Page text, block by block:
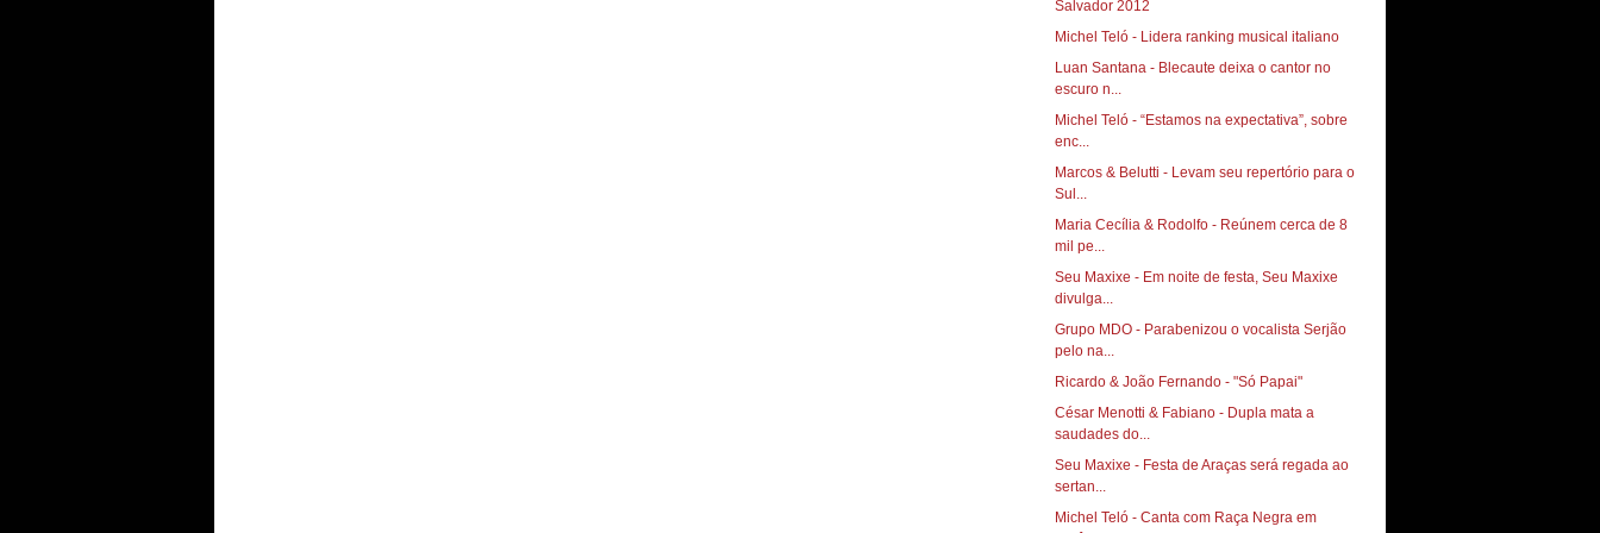
Salvador 2012
Michel Teló - Lidera ranking musical italiano
Luan Santana - Blecaute deixa o cantor no
escuro n...
Michel Teló - “Estamos na expectativa”, sobre
enc...
Marcos & Belutti - Levam seu repertório para o
Sul...
Maria Cecília & Rodolfo - Reúnem cerca de 8
mil pe...
Seu Maxixe - Em noite de festa, Seu Maxixe
divulga...
Grupo MDO - Parabenizou o vocalista Serjão
pelo na...
Ricardo & João Fernando - "Só Papai"
César Menotti & Fabiano - Dupla mata a
saudades do...
Seu Maxixe - Festa de Araças será regada ao
sertan...
Michel Teló - Canta com Raça Negra em